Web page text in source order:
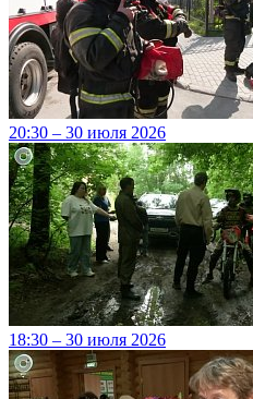
20:30 – 30 июля 2026
18:30 – 30 июля 2026